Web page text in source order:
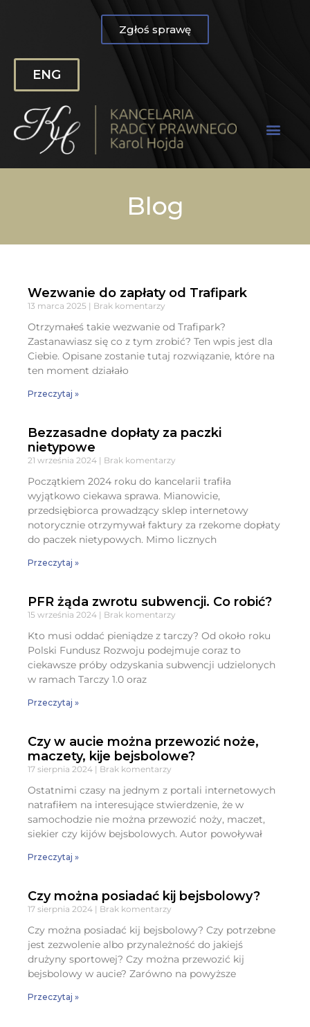
Zgłoś sprawę
ENG
Blog
Wezwanie do zapłaty od Trafipark
13 marca 2025 Brak komentarzy
Otrzymałeś takie wezwanie od Trafipark?
Zastanawiasz się co z tym zrobić? Ten wpis jest dla
Ciebie. Opisane zostanie tutaj rozwiązanie, które na
ten moment działało
Przeczytaj »
Bezzasadne dopłaty za paczki
nietypowe
21 września 2024 Brak komentarzy
Początkiem 2024 roku do kancelarii trafiła
wyjątkowo ciekawa sprawa. Mianowicie,
przedsiębiorca prowadzący sklep internetowy
notorycznie otrzymywał faktury za rzekome dopłaty
do paczek nietypowych. Mimo licznych
Przeczytaj »
PFR żąda zwrotu subwencji. Co robić?
15 września 2024 Brak komentarzy
Kto musi oddać pieniądze z tarczy? Od około roku
Polski Fundusz Rozwoju podejmuje coraz to
ciekawsze próby odzyskania subwencji udzielonych
w ramach Tarczy 1.0 oraz
Przeczytaj »
Czy w aucie można przewozić noże,
maczety, kije bejsbolowe?
17 sierpnia 2024 Brak komentarzy
Ostatnimi czasy na jednym z portali internetowych
natrafiłem na interesujące stwierdzenie, że w
samochodzie nie można przewozić noży, maczet,
siekier czy kijów bejsbolowych. Autor powoływał
Przeczytaj »
Czy można posiadać kij bejsbolowy?
17 sierpnia 2024 Brak komentarzy
Czy można posiadać kij bejsbolowy? Czy potrzebne
jest zezwolenie albo przynależność do jakiejś
drużyny sportowej? Czy można przewozić kij
bejsbolowy w aucie? Zarówno na powyższe
Przeczytaj »